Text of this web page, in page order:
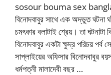
sosour bouma sex
বিনোদবাবুর সাথে এক অদ্ভুত
চমৎকার বলাটাই শ্রেয়। তা
বিনোদবাবুর একটা ক্ষুদ্র পরিচয় পর্ব
সাপ্লাইয়ের অফিসার বিনোদবাবুর
ধর্মপত্নী মালাদেবী বছর …